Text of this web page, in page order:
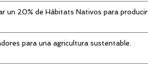
un 20% de Hábitats Nativos para producir
para una agricultura sustentable.